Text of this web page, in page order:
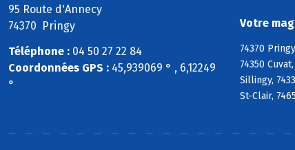
95 Route d'Annecy
74370 Pringy
Téléphone : 04 50 27 22 84
Coordonnées GPS : 45,939069 ° , 6,12249
°
Votre
74370
74350
Sillingy,
St-Clair,